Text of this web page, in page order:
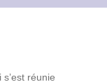
réunie